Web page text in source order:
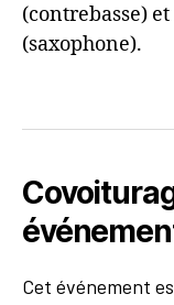
(contrebasse)
(saxophone).
Cet événement